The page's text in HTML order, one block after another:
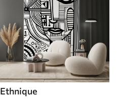
Ethnique